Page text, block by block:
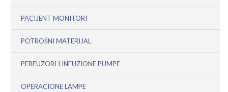
PACIJENT MONITORI
POTROŠNI MATERIJAL
PERFUZORI I INFUZIONE PUMPE
OPERACIONE LAMPE